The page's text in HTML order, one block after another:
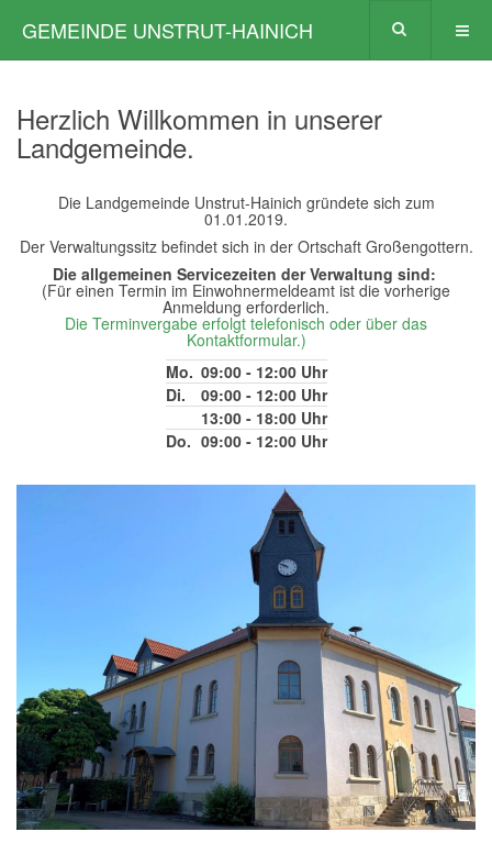
GEMEINDE UNSTRUT-HAINICH
Herzlich Willkommen in unserer
Landgemeinde.
Die Landgemeinde Unstrut-Hainich gründete sich zum
01.01.2019.
Der Verwaltungssitz befindet sich in der Ortschaft Großengottern.
Die allgemeinen Servicezeiten der Verwaltung sind:
(Für einen Termin im Einwohnermeldeamt ist die vorherige
Anmeldung erforderlich.
Die Terminvergabe erfolgt telefonisch oder über das
Kontaktformular.)
Mo. 09:00 - 12:00 Uhr
Di.
09:00 - 12:00 Uhr
13:00 - 18:00 Uhr
Do. 09:00 - 12:00 Uhr